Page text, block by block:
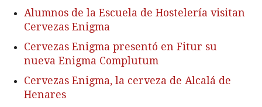
Alumnos de la Escuela de Hostelería visitan
Cervezas Enigma
Cervezas Enigma presentó en Fitur su
nueva Enigma Complutum
Cervezas Enigma, la cerveza de Alcalá de
Henares